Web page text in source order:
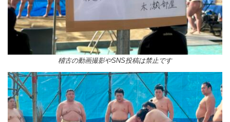
稽古の動画撮影やSNS投稿は禁止です